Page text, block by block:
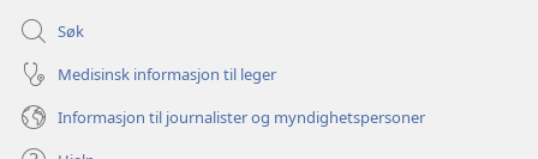
Søk
Medisinsk informasjon til leger
Informasjon til journalister og myndighetspersoner